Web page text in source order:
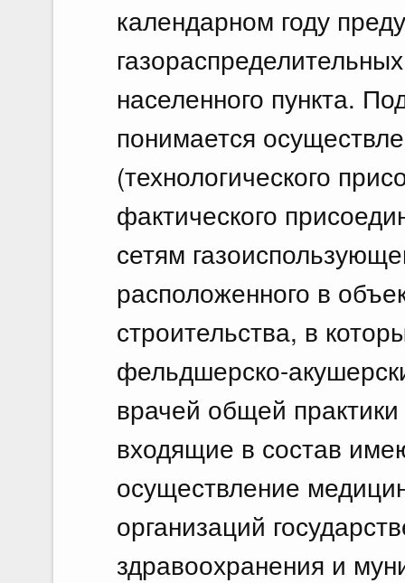
календарном году
населенного пункта.
понимается
(технологического
фактического
сетям
расположенного в
строительства, в
фельдшерско-
врачей общей
входящие в состав
осуществление
организаций
здравоохранения и